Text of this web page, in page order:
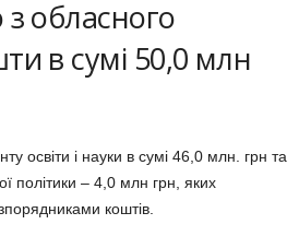
обласного
в сумі 50,0 млн
освіти і науки в сумі 46,0 млн. грн та
політики – 4,0 млн грн, яких
коштів.